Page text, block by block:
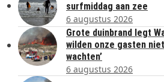
surfmiddag aan zee
6 augustus 2026
Grote duinbrand legt
wilden onze gasten
wachten’
6 augustus 2026